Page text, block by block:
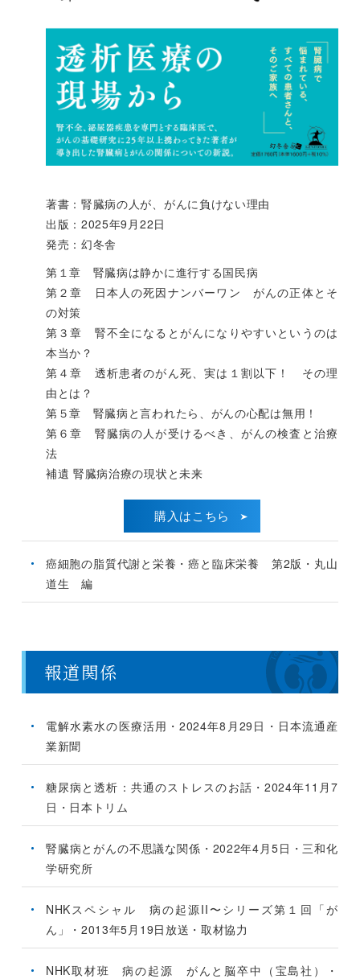
著書：腎臓病の人が、がんに負けない理由
出版：2025年9月22日
発売：幻冬舎
第１章 腎臓病は静かに進行する国民病
第２章 日本人の死因ナンバーワン がんの正体とそ
の対策
第３章 腎不全になるとがんになりやすいというのは
本当か？
第４章 透析患者のがん死、実は１割以下！ その理
由とは？
第５章 腎臓病と言われたら、がんの心配は無用！
第６章 腎臓病の人が受けるべき、がんの検査と治療
法
補遺 腎臓病治療の現状と未来
購入はこちら
癌細胞の脂質代謝と栄養・癌と臨床栄養 第2版・丸山
道生 編
報道関係
電解水素水の医療活用・2024年8月29日・日本流通産
業新聞
糖尿病と透析：共通のストレスのお話・2024年11月7
日・日本トリム
腎臓病とがんの不思議な関係・2022年4月5日・三和化
学研究所
NHKスペシャル 病の起源II〜シリーズ第１回「が
ん」・2013年5月19日放送・取材協力
NHK取材班 病の起源 がんと脳卒中（宝島社）・